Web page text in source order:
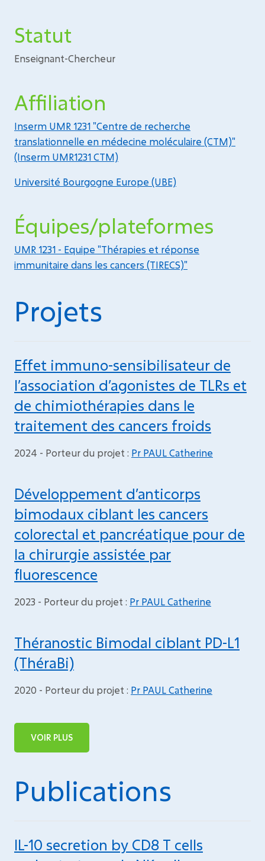
Statut
Enseignant-Chercheur
Affiliation
Inserm UMR 1231 "Centre de recherche
translationnelle en médecine moléculaire (CTM)"
(Inserm UMR1231 CTM)
Université Bourgogne Europe (UBE)
Équipes/plateformes
UMR 1231 - Equipe "Thérapies et réponse
immunitaire dans les cancers (TIRECS)"
Projets
Effet immuno-sensibilisateur de
l’association d’agonistes de TLRs et
de chimiothérapies dans le
traitement des cancers froids
2024 - Porteur du projet : Pr PAUL Catherine
Développement d’anticorps
bimodaux ciblant les cancers
colorectal et pancréatique pour de
la chirurgie assistée par
fluorescence
2023 - Porteur du projet : Pr PAUL Catherine
Théranostic Bimodal ciblant PD-L1
(ThéraBi)
2020 - Porteur du projet : Pr PAUL Catherine
VOIR PLUS
Publications
IL-10 secretion by CD8 T cells